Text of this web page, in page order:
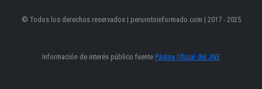
© Todos los derechos reservados | peruvotoinformado.com | 2017 - 2025
Información de interés público fuente Página Oficial del JNE